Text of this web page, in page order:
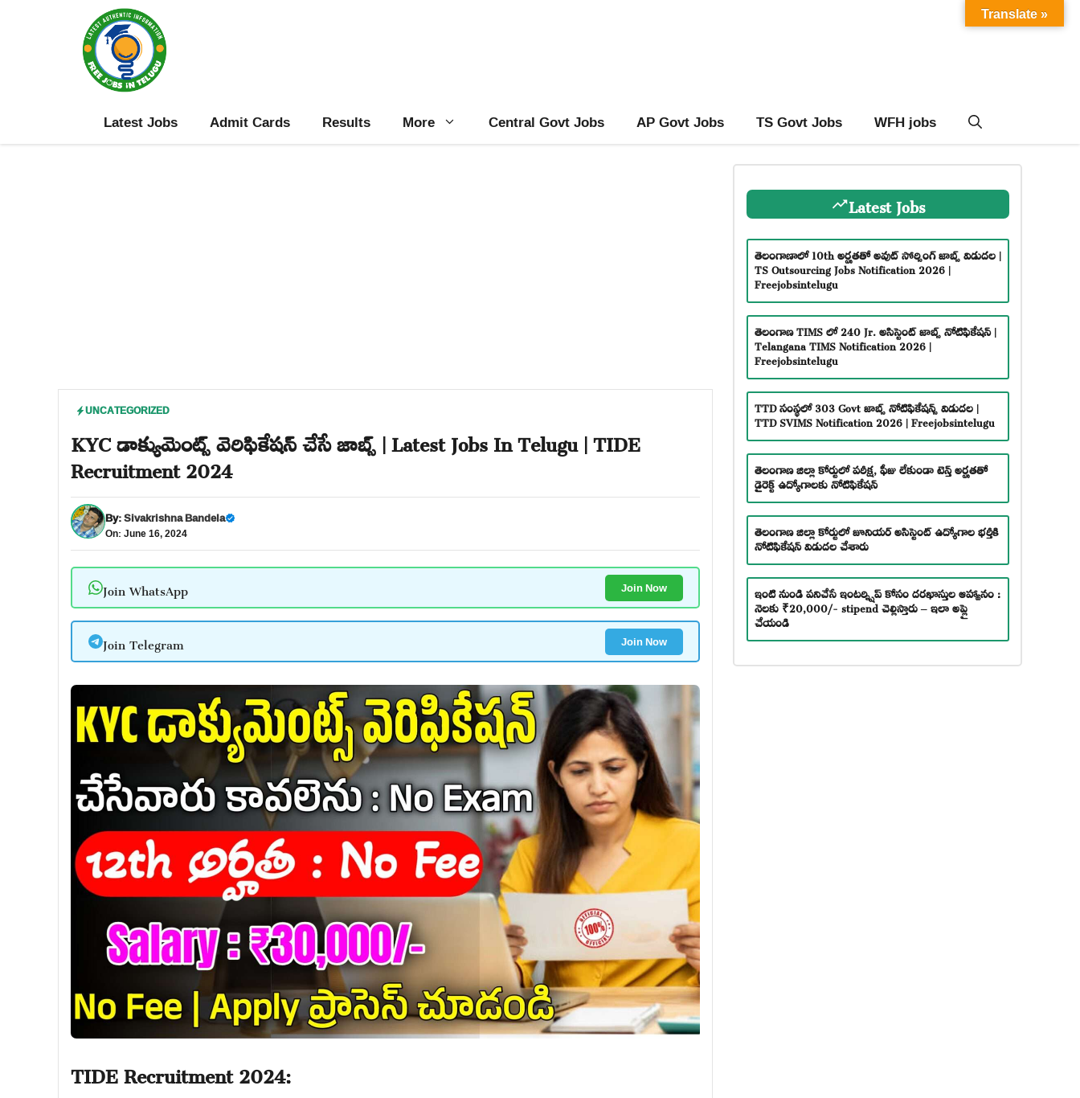
Latest Jobs Admit Cards Results More Central Govt Jobs AP Govt Jobs TS Govt Jobs WFH jobs
UNCATEGORIZED
KYC డాక్యుమెంట్స్ వెరిఫికేషన్ చేసే జాబ్స్ | Latest Jobs In Telugu | TIDE
Recruitment 2024
By:Sivakrishna Bandela
On: June 16, 2024
Join WhatsApp Join Now
Join Telegram Join Now
TIDE Recruitment 2024:
Latest Jobs
తెలంగాణాలో 10th అర్హతతో అవుట్ సోర్సింగ్ జాబ్స్ విడుదల |
TS Outsourcing Jobs Notification 2026 |
Freejobsintelugu
తెలంగాణ TIMS లో 240 Jr. అసిస్టెంట్ జాబ్స్ నోటిఫికేషన్ |
Telangana TIMS Notification 2026 |
Freejobsintelugu
TTD సంస్థలో 303 Govt జాబ్స్ నోటిఫికేషన్స్ విడుదల |
TTD SVIMS Notification 2026 | Freejobsintelugu
తెలంగాణ జిల్లా కోర్టులో పరీక్ష, ఫీజు లేకుండా టెన్త్ అర్హతతో
డైరెక్ట్ ఉద్యోగాలకు నోటిఫికేషన్
తెలంగాణ జిల్లా కోర్టులో జూనియర్ అసిస్టెంట్ ఉద్యోగాల భర్తీకి
నోటిఫికేషన్ విడుదల చేశారు
ఇంటి నుండి పనిచేసే ఇంటర్న్షిప్ కోసం దరఖాస్తుల ఆహ్వానం :
నెలకు ₹20,000/- stipend చెల్లిస్తారు – ఇలా అప్లై
చేయండి
Translate »